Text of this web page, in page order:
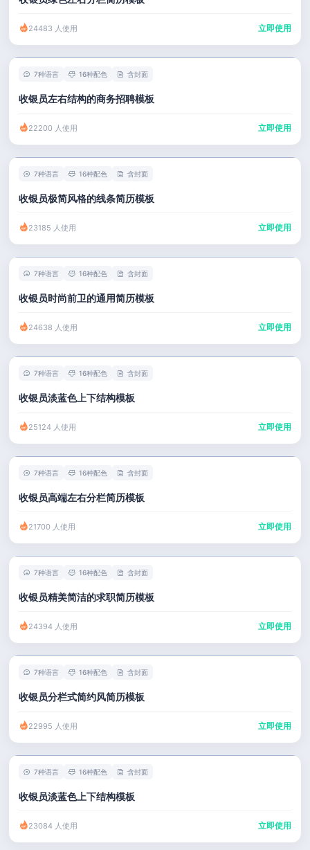
24483 人使用 立即使用
7种语言 16种配色 含封面
收银员左右结构的商务招聘模板
22200 人使用 立即使用
7种语言 16种配色 含封面
收银员极简风格的线条简历模板
23185 人使用 立即使用
7种语言 16种配色 含封面
收银员时尚前卫的通用简历模板
24638 人使用 立即使用
7种语言 16种配色 含封面
收银员淡蓝色上下结构模板
25124 人使用 立即使用
7种语言 16种配色 含封面
收银员高端左右分栏简历模板
21700 人使用 立即使用
7种语言 16种配色 含封面
收银员精美简洁的求职简历模板
24394 人使用 立即使用
7种语言 16种配色 含封面
收银员分栏式简约风简历模板
22995 人使用 立即使用
7种语言 16种配色 含封面
收银员淡蓝色上下结构模板
23084 人使用 立即使用